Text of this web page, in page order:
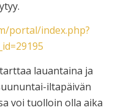
portal/index.php?
lauantaina ja
iltapäivän
voi tuolloin olla aika